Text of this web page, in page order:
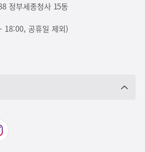
정부세종청사 15동
공휴일 제외)